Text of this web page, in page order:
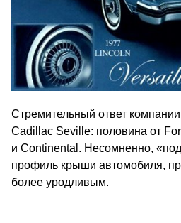
Стремительный ответ
Cadillac Seville: половина от
и Continental. Несомненно,
профиль крыши автомобиля,
более уродливым.